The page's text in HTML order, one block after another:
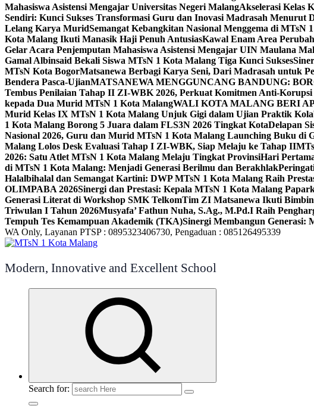
Mahasiswa Asistensi Mengajar Universitas Negeri MalangAkselerasi Kelas
Sendiri: Kunci Sukses Transformasi Guru dan Inovasi Madrasah Menurut
Lelang Karya MuridSemangat Kebangkitan Nasional Menggema di MTsN
Kota Malang Ikuti Manasik Haji Penuh AntusiasKawal Enam Area
Gelar Acara Penjemputan Mahasiswa Asistensi Mengajar UIN Maulana
Gamal Albinsaid Bekali Siswa MTsN 1 Kota Malang Tiga Kunci Sukses
MTsN Kota BogorMatsanewa Berbagi Karya Seni, Dari Madrasah untuk
Bendera Pasca-UjianMATSANEWA MENGGUNCANG BANDUNG:
Tembus Penilaian Tahap II ZI-WBK 2026, Perkuat Komitmen Anti-
kepada Dua Murid MTsN 1 Kota MalangWALI KOTA MALANG BERI
Murid Kelas IX MTsN 1 Kota Malang Unjuk Gigi dalam Ujian Praktik
1 Kota Malang Borong 5 Juara dalam FLS3N 2026 Tingkat KotaDelapan
Nasional 2026, Guru dan Murid MTsN 1 Kota Malang Launching Buku di
Malang Lolos Desk Evaluasi Tahap I ZI-WBK, Siap Melaju ke Tahap II
2026: Satu Atlet MTsN 1 Kota Malang Melaju Tingkat ProvinsiHari
di MTsN 1 Kota Malang: Menjadi Generasi Berilmu dan Berakhlak
Halalbihalal dan Semangat Kartini: DWP MTsN 1 Kota Malang Raih
OLIMPABA 2026Sinergi dan Prestasi: Kepala MTsN 1 Kota Malang
Generasi Literat di Workshop SMK TelkomTim ZI Matsanewa Ikuti
Triwulan I Tahun 2026Musyafa’ Fathun Nuha, S.Ag., M.Pd.I Raih
Tempuh Tes Kemampuan Akademik (TKA)Sinergi Membangun Generasi:
WA Only, Layanan PTSP : 0895323406730, Pengaduan : 085126495339
Modern, Innovative and Excellent School
Search for: